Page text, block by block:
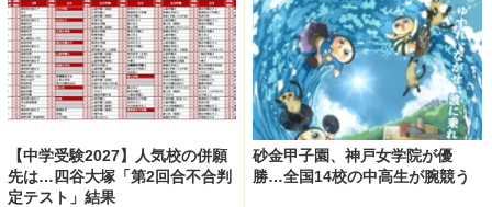
【中学受験2027】人気校の併願
先は…四谷大塚「第2回合不合判
定テスト」結果
砂金甲子園、神戸女学院が優
勝…全国14校の中高生が腕競う